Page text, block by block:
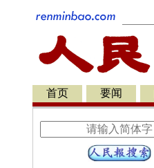
首页 要闻